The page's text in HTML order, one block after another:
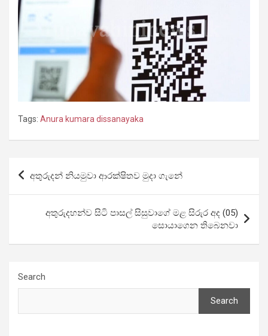
Tags: Anura kumara dissanayaka
Post
navigation
අතුරුදන් නියමුවා ආරක්ෂිතව මුදා ගැනේ
අතුරුදහන්ව සිටි පාසල් සිසුවාගේ මළ සිරුර අද (05)
සොයාගෙන තිබෙනවා
Search
Search